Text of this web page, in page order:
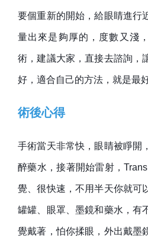
要個重新的開始，給眼睛進行
量出來是夠厚的，度數又淺
術，建議大家，直接去諮詢，
好，適合自己的方法，就是最
術後心得
手術當天非常快，眼睛被睜開
醉藥水，接著開始雷射，
覺、很快速，不用半天你就可
罐罐、眼罩、墨鏡和藥水，有
覺戴著，怕你揉眼，外出戴墨